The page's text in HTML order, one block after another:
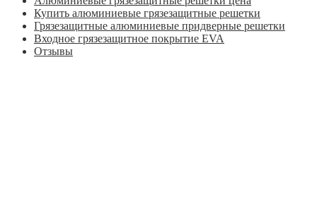
Купить алюминиевые грязезащитные решетки
Грязезащитные алюминиевые придверные решетки
Входное грязезащитное покрытие EVA
Отзывы